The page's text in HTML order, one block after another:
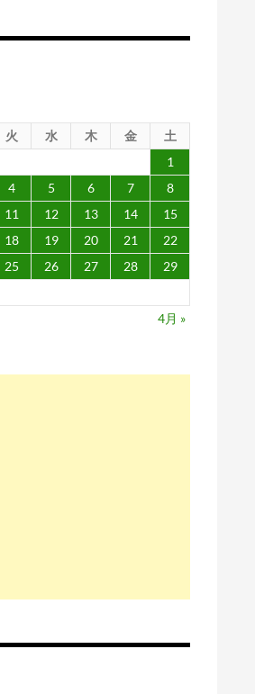
火 水 木 金
土
1
4 5 6 7
8
11 12 13 14
15
18 19 20 21
22
25 26 27 28
29
4月 »